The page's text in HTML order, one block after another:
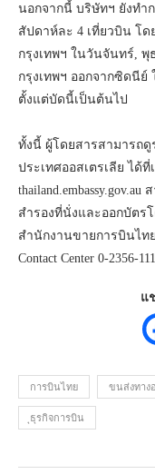
นอกจากนี้ บริษัทฯ ยังทำ
สัปดาห์ละ 4 เที่ยวบิน โด
กรุงเทพฯ ในวันจันทร์,
กรุงเทพฯ ออกจากซิดนี
ตั้งแต่บัดนี้เป็นต้นไป
ทั้งนี้ ผู้โดยสารสามารถดู
ประเทศออสเตรเลีย ได้ที่
สำรองที่นั่งและออกบัตรโ
สำนักงานขายการบินไท
Contact Center 0-2356-
แ
การบินไทย ขนส่งทาง
ุธุรกิจการบิน